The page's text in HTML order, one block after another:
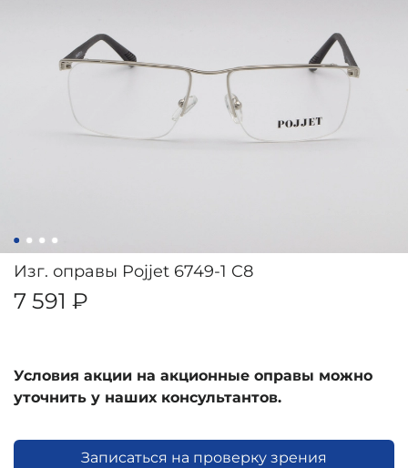
Изг. оправы Pojjet 6749-1 C8
7 591 ₽
Условия акции на акционные оправы можно
уточнить у наших консультантов.
Записаться на проверку зрения